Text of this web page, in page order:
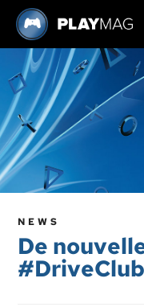
NEWS
De
#DriveClub